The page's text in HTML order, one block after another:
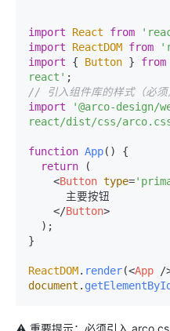
import React from
import
ReactDOM from
import { Button } from
react'
// 引入组件库的样式（必须
import
'@arco-design/
react/dist/css/
function App( ) {
return (
<Button type=
</Button>
}
ReactDOM. render(<App /
document .
⚠️ 重要提示：必须引入